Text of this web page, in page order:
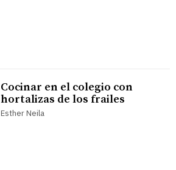
Cocinar en el colegio con
hortalizas de los frailes
Esther Neila